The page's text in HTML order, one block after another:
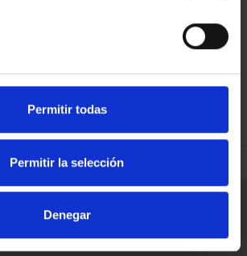
Permitir todas
Permitir la selección
Denegar
REFINAR
Contacto
Frequentes (FAQs)